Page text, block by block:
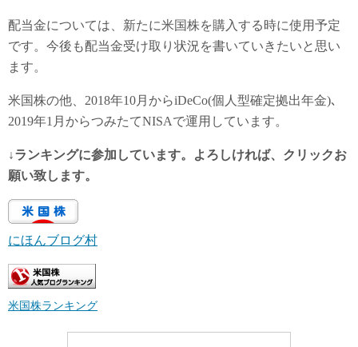
配当金については、新たに米国株を購入する時に使用予定
です。今後も配当金受け取り状況を書いていきたいと思い
ます。
米国株の他、2018年10月からiDeCo(個人型確定拠出年金)､
2019年1月からつみたてNISAで運用しています。
↓ランキングに参加しています。よろしければ、クリックお
願い致します。
にほんブログ村
米国株ランキング